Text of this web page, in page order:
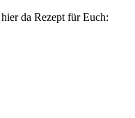
da Rezept für Euch: